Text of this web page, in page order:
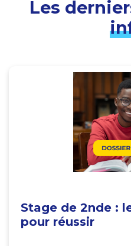
Les
Stage de 2nde :
pour réussir